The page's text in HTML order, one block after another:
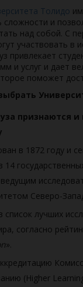
Толидо
сложности и
над собой. С
участвовать в
привлекает
и услуг и дает
поможет
признаются и
в 1872 году и
14
Северо-
список лучших
согласно
».
(Higher